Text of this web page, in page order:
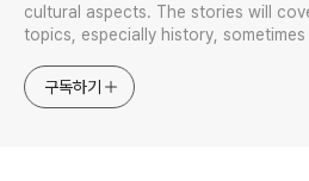
cultural aspects. The stories will
topics, especially history, sometimes
approach will be to resist any
generalized viewpoint
구독하기